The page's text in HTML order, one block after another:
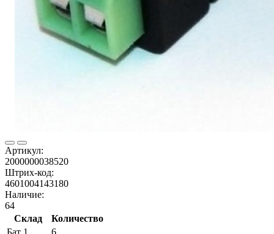
Артикул:
2000000038520
Штрих-код:
4601004143180
Наличие:
64
Склад
Количество
Бат 1
6